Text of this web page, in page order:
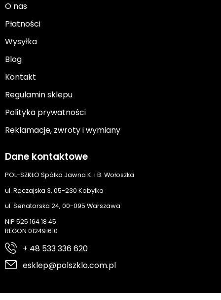
O nas
Płatności
Wysyłka
Blog
Kontakt
Regulamin sklepu
Polityka prywatności
Reklamacje, zwroty i wymiany
Dane kontaktowe
POL-SZKŁO Spółka Jawna K. i B. Wołoszka
ul. Ręczajska 3, 05-230 Kobyłka
ul. Senatorska 24, 00-095 Warszawa
NIP 525 164 18 45
REGON 012491610
+ 48 533 336 620
esklep@polszklo.com.pl